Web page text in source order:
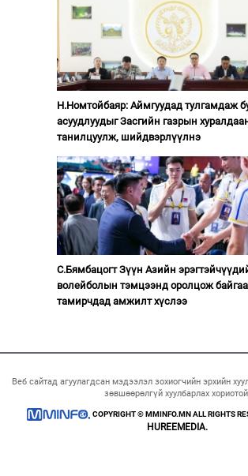
Н.Номтойбаяр: Аймгуудад тулгамдаж
асуудлуудыг Засгийн газрын
танилцуулж, шийдвэрлүүлнэ
С.Бямбацогт Зүүн Азийн
волейболын тэмцээнд оролцож байгаа
тамирчдад амжилт хүслээ
Веб сайтад агуулагдсан мэдээлэл зохиогчийн эрхийн
зөвшөөрөлгүй хуулбарлах
COPYRIGHT © MMINFO.MN ALL RIGHTS
HUREEMEDIA.